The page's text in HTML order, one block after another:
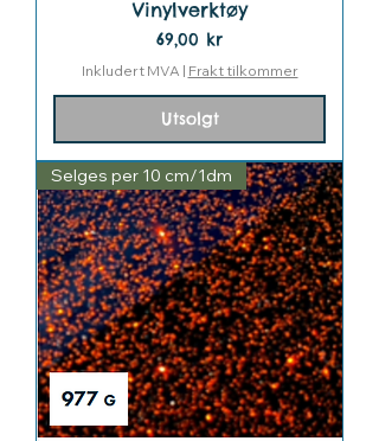
Vinylverktøy
Pris
69,00 kr
Inkludert MVA | Frakt tilkommer
Utsolgt
Selges per 10 cm/1dm